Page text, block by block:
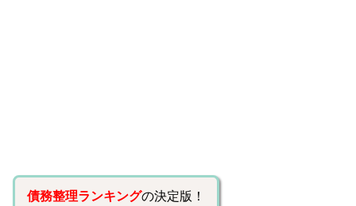
債務整理ランキングの決定版！